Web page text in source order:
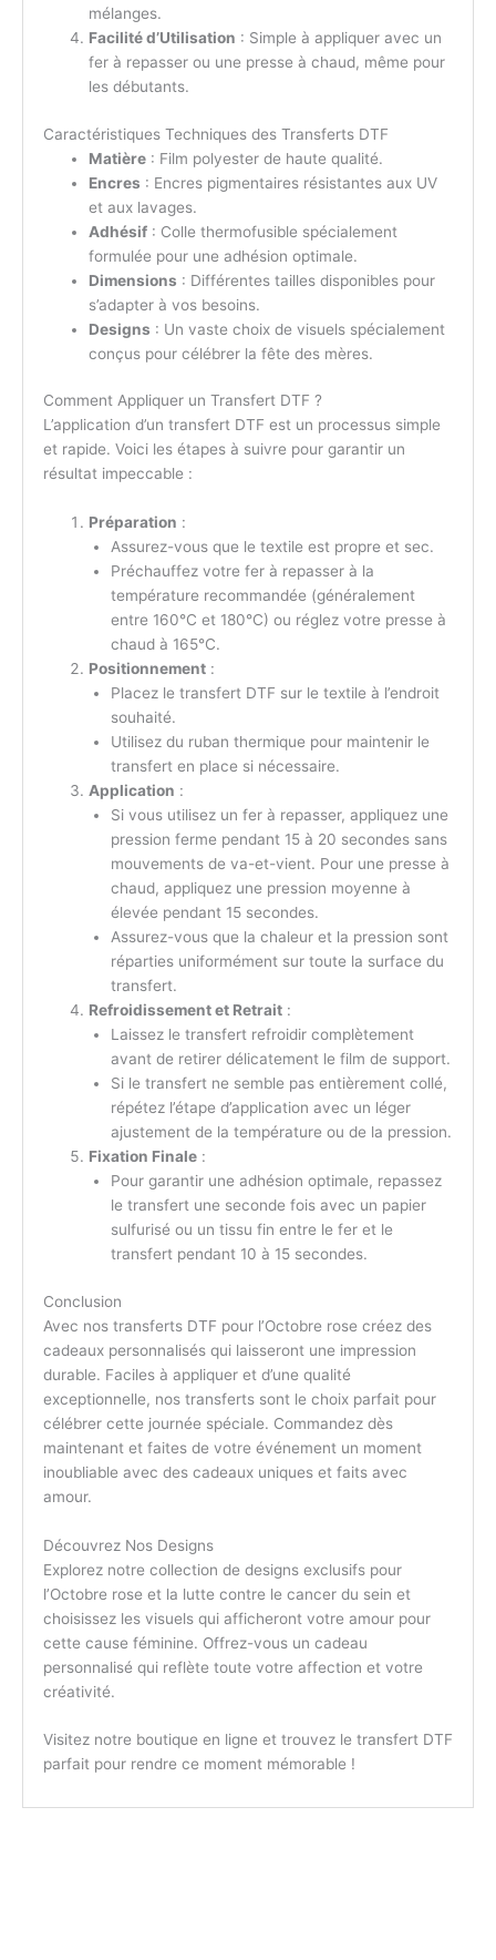
mélanges.
Facilité d’Utilisation : Simple à appliquer avec un
fer à repasser ou une presse à chaud, même pour
les débutants.
Caractéristiques Techniques des Transferts DTF
Matière: Film polyester de haute qualité.
Encres : Encres pigmentaires résistantes aux UV
et aux lavages.
Adhésif: Colle thermofusible spécialement
formulée pour une adhésion optimale.
Dimensions : Différentes tailles disponibles pour
s’adapter à vos besoins.
Designs : Un vaste choix de visuels spécialement
conçus pour célébrer la fête des mères.
Comment Appliquer un Transfert DTF ?
L’application d’un transfert DTF est un processus simple
et rapide. Voici les étapes à suivre pour garantir un
résultat impeccable :
Préparation :
Assurez-vous que le textile est propre et sec.
Préchauffez votre fer à repasser à la
température recommandée (généralement
entre 160°C et 180°C) ou réglez votre presse à
chaud à 165°C.
Positionnement:
Placez le transfert DTF sur le textile à l’endroit
souhaité.
Utilisez du ruban thermique pour maintenir le
transfert en place si nécessaire.
Application :
Si vous utilisez un fer à repasser, appliquez une
pression ferme pendant 15 à 20 secondes sans
mouvements de va-et-vient. Pour une presse à
chaud, appliquez une pression moyenne à
élevée pendant 15 secondes.
Assurez-vous que la chaleur et la pression sont
réparties uniformément sur toute la surface du
transfert.
Refroidissement et Retrait:
Laissez le transfert refroidir complètement
avant de retirer délicatement le film de support.
Si le transfert ne semble pas entièrement collé,
répétez l’étape d’application avec un léger
ajustement de la température ou de la pression.
Fixation Finale:
Pour garantir une adhésion optimale, repassez
le transfert une seconde fois avec un papier
sulfurisé ou un tissu fin entre le fer et le
transfert pendant 10 à 15 secondes.
Conclusion
Avec nos transferts DTF pour l’Octobre rose créez des
cadeaux personnalisés qui laisseront une impression
durable. Faciles à appliquer et d’une qualité
exceptionnelle, nos transferts sont le choix parfait pour
célébrer cette journée spéciale. Commandez dès
maintenant et faites de votre événement un moment
inoubliable avec des cadeaux uniques et faits avec
amour.
Découvrez Nos Designs
Explorez notre collection de designs exclusifs pour
l’Octobre rose et la lutte contre le cancer du sein et
choisissez les visuels qui afficheront votre amour pour
cette cause féminine. Offrez-vous un cadeau
personnalisé qui reflète toute votre affection et votre
créativité.
Visitez notre boutique en ligne et trouvez le transfert DTF
parfait pour rendre ce moment mémorable !